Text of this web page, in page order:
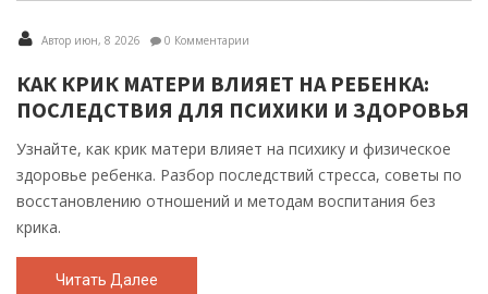
Автор июн, 8 2026 0 Комментарии
КАК КРИК МАТЕРИ ВЛИЯЕТ НА РЕБЕНКА:
ПОСЛЕДСТВИЯ ДЛЯ ПСИХИКИ И ЗДОРОВЬЯ
Узнайте, как крик матери влияет на психику и физическое
здоровье ребенка. Разбор последствий стресса, советы по
восстановлению отношений и методам воспитания без
крика.
Читать Далее